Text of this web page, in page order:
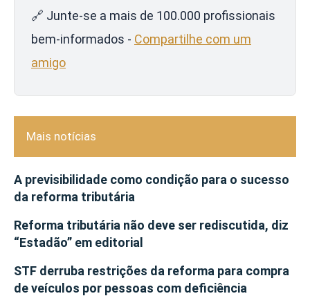
🔗 Junte-se a mais de 100.000 profissionais
bem-informados - Compartilhe com um
amigo
Mais notícias
A previsibilidade como condição para o sucesso
da reforma tributária
Reforma tributária não deve ser rediscutida, diz
“Estadão” em editorial
STF derruba restrições da reforma para compra
de veículos por pessoas com deficiência